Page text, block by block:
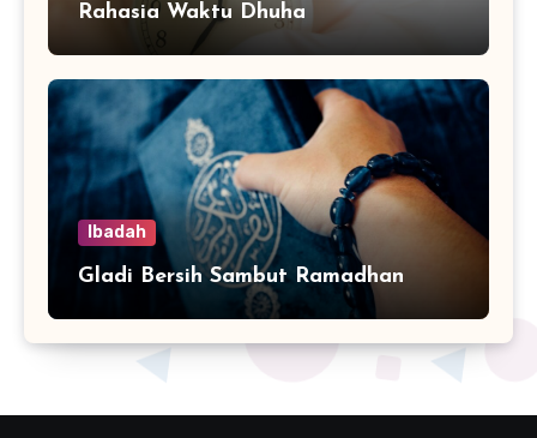
Rahasia Waktu Dhuha
Ibadah
Gladi Bersih Sambut Ramadhan